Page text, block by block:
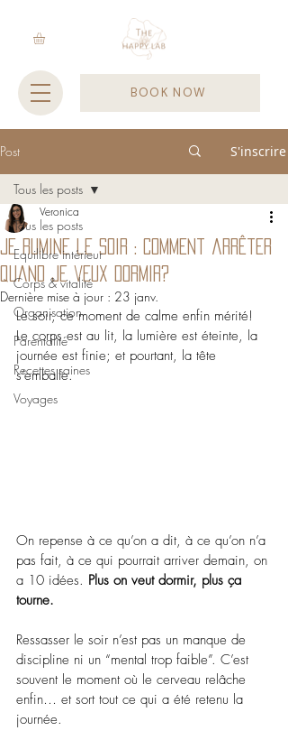
BOOK NOW
Post S'inscrire
Tous les posts
Equilibre intérieur
Corps & vitalité
Organisation
Parentalité
Recettes saines
Voyages
Tous les posts
Je rumine le soir : comment arrêter
quand je veux dormir?
Veronica
Dernière mise à jour : 23 janv.
Le soir, ce moment de calme enfin mérité!
Le corps est au lit, la lumière est éteinte, la
journée est finie; et pourtant, la tête
s’emballe.
On repense à ce qu’on a dit, à ce qu’on n’a
pas fait, à ce qui pourrait arriver demain, on
a 10 idées. Plus on veut dormir, plus ça
tourne.
Ressasser le soir n’est pas un manque de
discipline ni un “mental trop faible”. C’est
souvent le moment où le cerveau relâche
enfin… et sort tout ce qui a été retenu la
journée.